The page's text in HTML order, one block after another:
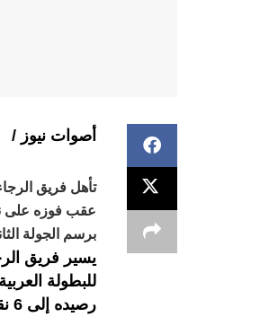
أصوات نيوز /
تأهل فريق
برسم الجولة
يسير فريق
للبطولة